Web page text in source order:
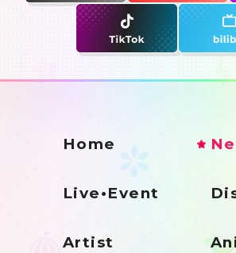
Home
Live•Event
Artist